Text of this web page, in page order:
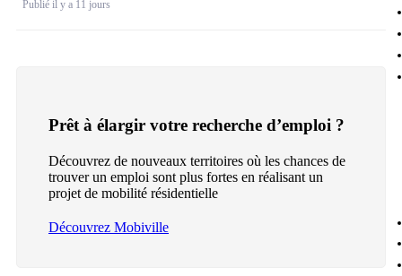
Publié il y a 11 jours
Prêt à élargir votre recherche d’emploi ?
Découvrez de nouveaux territoires où les chances de
trouver un emploi sont plus fortes en réalisant un
projet de mobilité résidentielle
Découvrez Mobiville